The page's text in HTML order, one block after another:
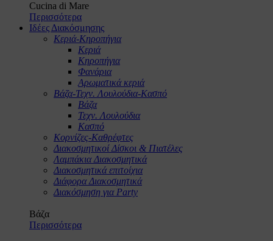
Cucina di Mare
Περισσότερα
Ιδέες Διακόσμησης
Κεριά-Κηροπήγια
Κεριά
Κηροπήγια
Φανάρια
Αρωματικά κεριά
Βάζα-Τεχν. Λουλούδια-Κασπό
Βάζα
Τεχν. Λουλούδια
Κασπό
Κορνίζες-Καθρέφτες
Διακοσμητικοί Δίσκοι & Πιατέλες
Λαμπάκια Διακοσμητικά
Διακοσμητικά επιτοίχια
Διάφορα Διακοσμητικά
Διακόσμηση για Party
Βάζα
Περισσότερα